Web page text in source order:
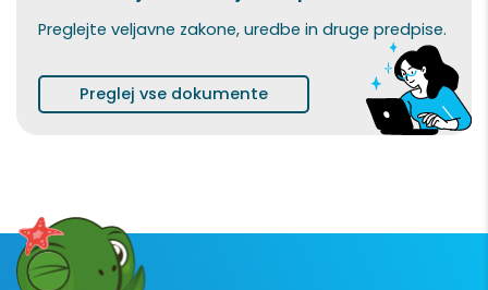
Preglejte veljavne zakone, uredbe in druge predpise.
Preglej vse dokumente